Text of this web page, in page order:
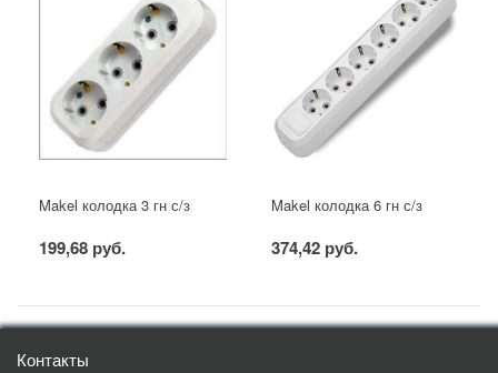
Makel колодка 3 гн с/з
199,68 руб.
Makel колодка 6 гн с/з
374,42 руб.
Контакты